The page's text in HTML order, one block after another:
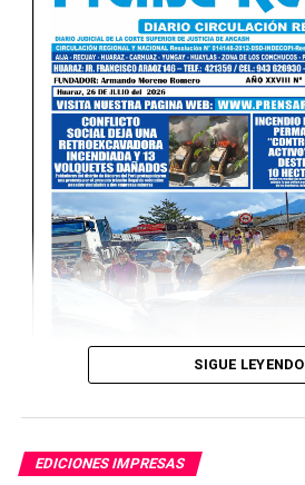
SIGUE LEYENDO
EDICIONES IMPRESAS